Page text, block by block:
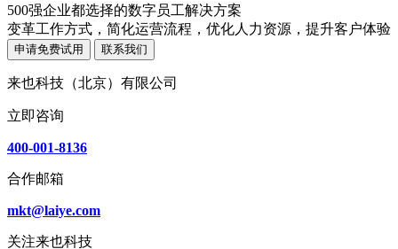
500强企业都选择的数字员工解决方案
变革工作方式，简化运营流程，优化人力资源，提升客户体验
申请免费试用 联系我们
来也科技（北京）有限公司
立即咨询
400-001-8136
合作邮箱
mkt@laiye.com
关注来也科技